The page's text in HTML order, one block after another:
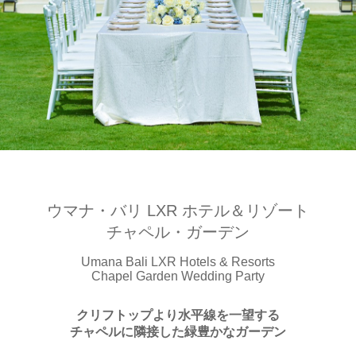
ウマナ・バリ LXR ホテル＆リゾート
チャペル・ガーデン
Umana Bali LXR Hotels & Resorts
Chapel Garden Wedding Party
クリフトップより水平線を一望する
チャペルに隣接した緑豊かなガーデン